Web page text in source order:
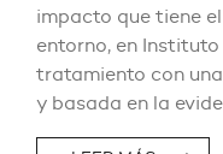
impacto que tiene
entorno, en
tratamiento con
y basada en la